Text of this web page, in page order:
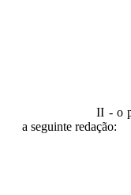
II - o
a seguinte redação: